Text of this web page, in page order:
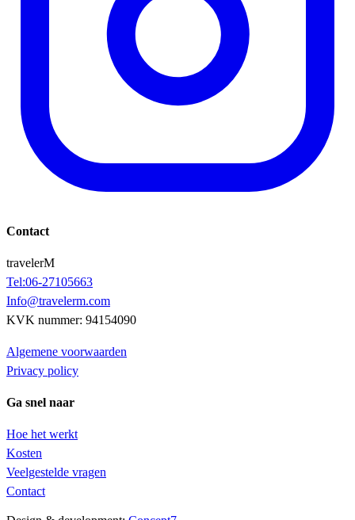
Contact
travelerM
Tel:06-27105663
Info@travelerm.com
KVK nummer: 94154090
Algemene voorwaarden
Privacy policy
Ga snel naar
Hoe het werkt
Kosten
Veelgestelde vragen
Contact